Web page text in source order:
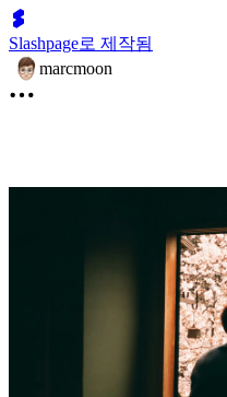
Slashpage로 제작됨
marcmoon